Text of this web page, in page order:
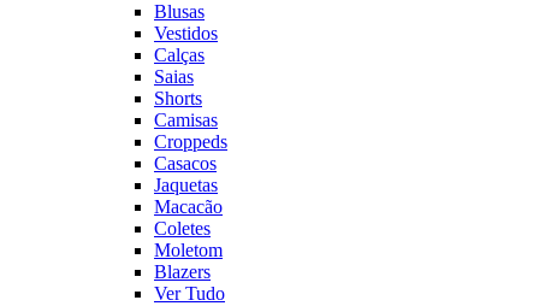
Blusas
Vestidos
Calças
Saias
Shorts
Camisas
Croppeds
Casacos
Jaquetas
Macacão
Coletes
Moletom
Blazers
Ver Tudo